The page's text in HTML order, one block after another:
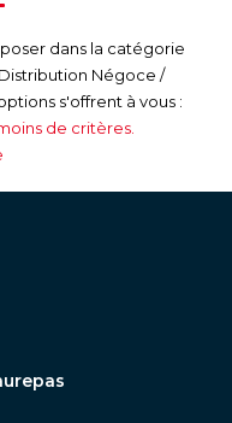
dans la catégorie
Négoce /
s'offrent à vous :
de critères.